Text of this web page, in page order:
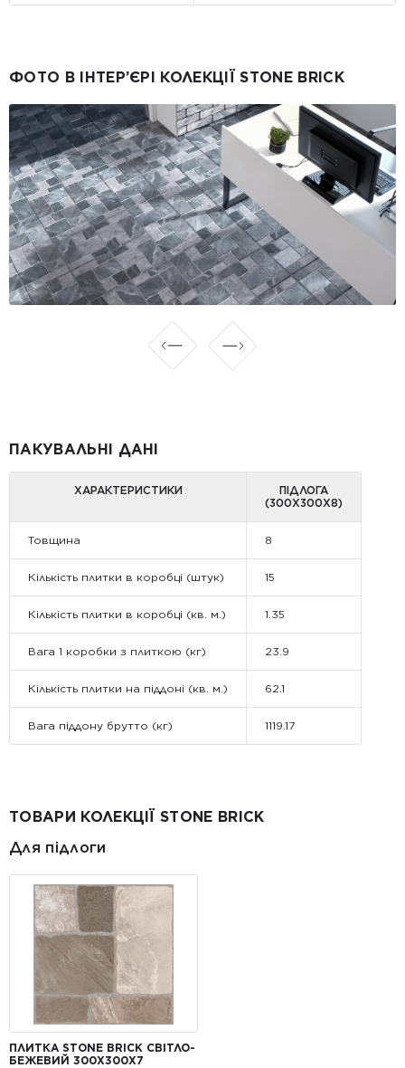
ФОТО В ІНТЕР’ЄРІ КОЛЕКЦІЇ STONE BRICK
ПАКУВАЛЬНІ ДАНІ
ХАРАКТЕРИСТИКИ
ПІДЛОГА
(300Х300Х8)
Товщина 8
Кількість плитки в коробці (штук) 15
Кількість плитки в коробці (кв. м.) 1.35
Вага 1 коробки з плиткою (кг) 23.9
Кількість плитки на піддоні (кв. м.) 62.1
Вага піддону брутто (кг) 1119.17
ТОВАРИ КОЛЕКЦІЇ STONE BRICK
Для підлоги
ПЛИТКА STONE BRICK СВІТЛО-
БЕЖЕВИЙ 300Х300X7